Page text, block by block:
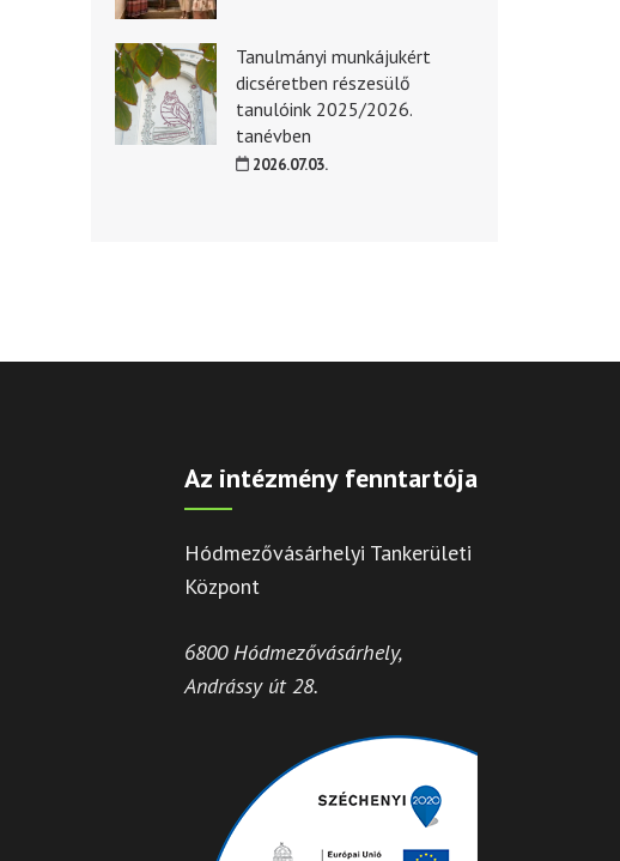
Tanulmányi munkájukért
dicséretben részesülő
tanulóink 2025/2026.
tanévben
2026.07.03.
Az intézmény fenntartója
Hódmezővásárhelyi Tankerületi
Központ
6800 Hódmezővásárhely,
Andrássy út 28.